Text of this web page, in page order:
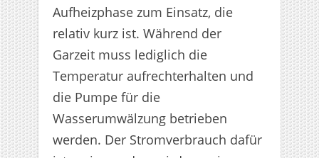
Aufheizphase zum Einsatz, die
relativ kurz ist. Während der
Garzeit muss lediglich die
Temperatur aufrechterhalten und
die Pumpe für die
Wasserumwälzung betrieben
werden. Der Stromverbrauch dafür